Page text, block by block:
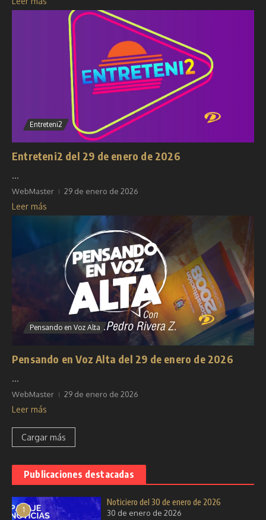
Entreteni2
Entreteni2 del 29 de enero de 2026
...
WebMaster 29 de enero de 2026
Leer más
Pensando en Voz Alta
Pensando en Voz Alta del 29 de enero de 2026
...
WebMaster 29 de enero de 2026
Leer más
Cargar más
Publicaciones destacadas
1
Noticiero del 30 de enero de 2026
30 de enero de 2026